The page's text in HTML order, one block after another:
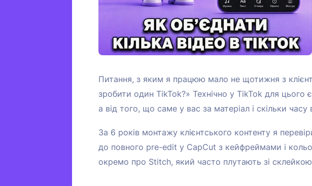
Питання, з яким я працюю мало не щотижня з
зробити один TikTok?» Технічно у TikTok для цього
а від того, що саме у вас за матеріал і скільки часу
За 6 років монтажу клієнтського контенту я
до повного pre-edit у CapCut з кейфреймами і
окремо про Stitch, який часто плутають зі склейкою